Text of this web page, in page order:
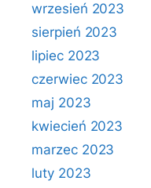
wrzesień 2023
sierpień 2023
lipiec 2023
czerwiec 2023
maj 2023
kwiecień 2023
marzec 2023
luty 2023